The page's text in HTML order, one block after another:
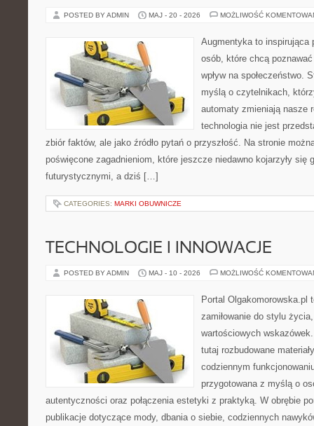
POSTED BY ADMIN MAJ - 20 - 2026 MOŻLIWOŚĆ
Augmentyka to inspirująca
osób, które chcą
wpływ na społeczeństwo.
myślą o czytelnikach,
automaty zmieniają nasze
technologia nie jest
zbiór faktów, ale jako źródło pytań o przyszłość. Na stronie
poświęcone zagadnieniom, które jeszcze niedawno kojarzyły się
futurystycznymi, a dziś […]
CATEGORIES: MARKI OBUWNICZE
TECHNOLOGIE I INNOWACJE
POSTED BY ADMIN MAJ - 10 - 2026 MOŻLIWOŚĆ
Portal Olgakomorowska.pl
zamiłowanie do stylu
wartościowych
tutaj rozbudowane
codziennym
przygotowana z myślą o
autentyczności oraz połączenia estetyki z praktyką. W obrębie
publikacje dotyczące mody, dbania o siebie, codziennych